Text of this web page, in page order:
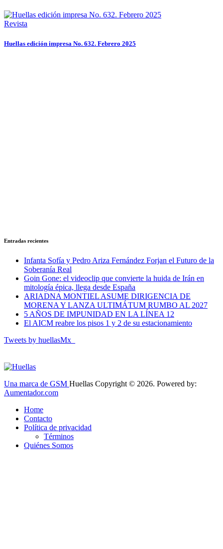
Revista
Huellas edición impresa No. 632. Febrero 2025
Entradas recientes
Infanta Sofía y Pedro Ariza Fernández Forjan el Futuro de la
Soberanía Real
Goin Gone: el videoclip que convierte la huida de Irán en
mitología épica, llega desde España
ARIADNA MONTIEL ASUME DIRIGENCIA DE
MORENA Y LANZA ULTIMÁTUM RUMBO AL 2027
5 AÑOS DE IMPUNIDAD EN LA LÍNEA 12
El AICM reabre los pisos 1 y 2 de su estacionamiento
Tweets by huellasMx_
Una marca de GSM Huellas Copyright © 2026. Powered by:
Aumentador.com
Home
Contacto
Política de privacidad
Términos
Quiénes Somos